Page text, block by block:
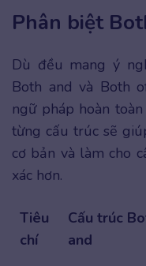
Phân biệt
Dù đều mang ý
Both and và Both
ngữ pháp hoàn
từng cấu trúc sẽ
cơ bản và làm cho
xác hơn.
Tiêu
chí
Cấu trúc
and